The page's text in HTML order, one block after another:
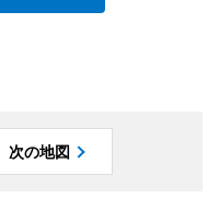
次の地図